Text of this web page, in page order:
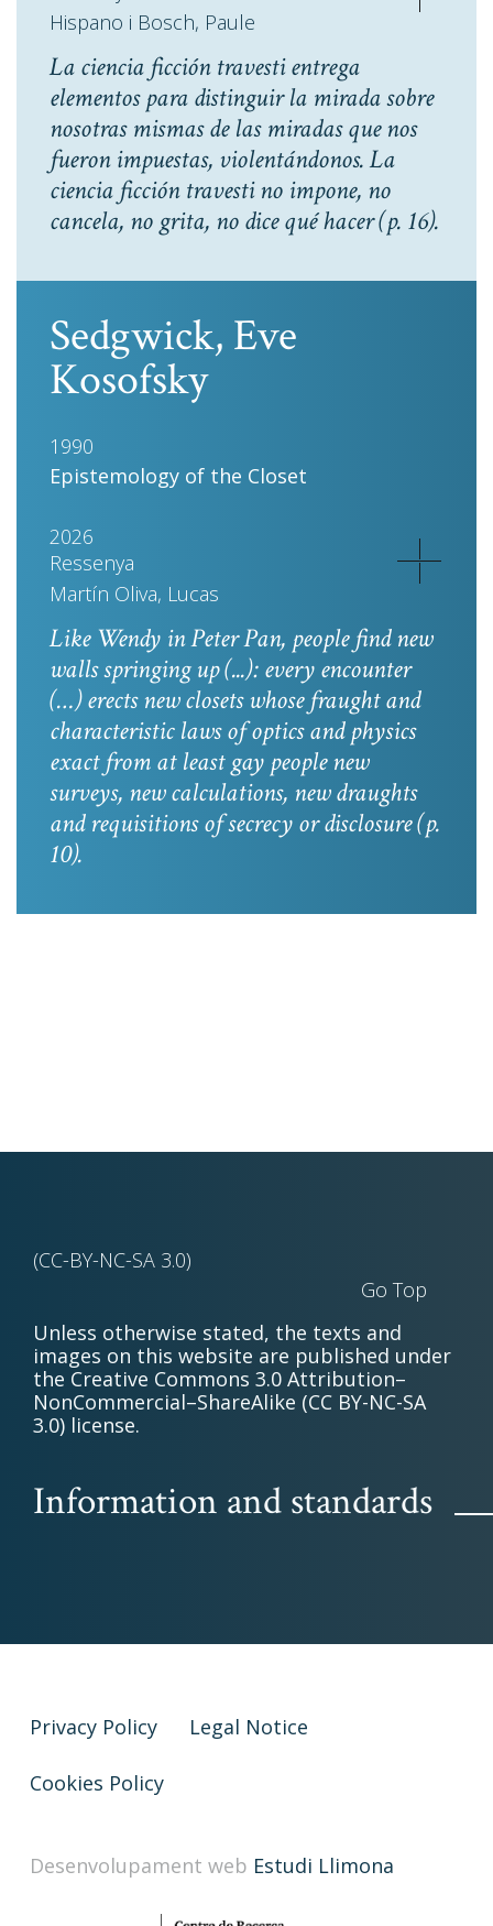
Hispano i Bosch, Paule
La ciencia ficción travesti entrega
elementos para distinguir la mirada sobre
nosotras mismas de las miradas que nos
fueron impuestas, violentándonos. La
ciencia ficción travesti no impone, no
cancela, no grita, no dice qué hacer(p. 16).
Sedgwick, Eve
Kosofsky
1990
Epistemology of the Closet
2026
Ressenya
Martín Oliva, Lucas
Like Wendy inPeter Pan, people find new
walls springing up (...): every encounter
(…) erects new closets whose fraught and
characteristic laws of optics and physics
exact from at least gay people new
surveys, new calculations, new draughts
and requisitions of secrecy or disclosure(p.
10).
(CC-BY-NC-SA 3.0)
Go Top
Unless otherwise stated, the texts and
images on this website are published under
the Creative Commons 3.0 Attribution–
NonCommercial–ShareAlike (CC BY-NC-SA
3.0) license.
Information and standards
Privacy Policy Legal Notice
Cookies Policy
Desenvolupament web Estudi Llimona